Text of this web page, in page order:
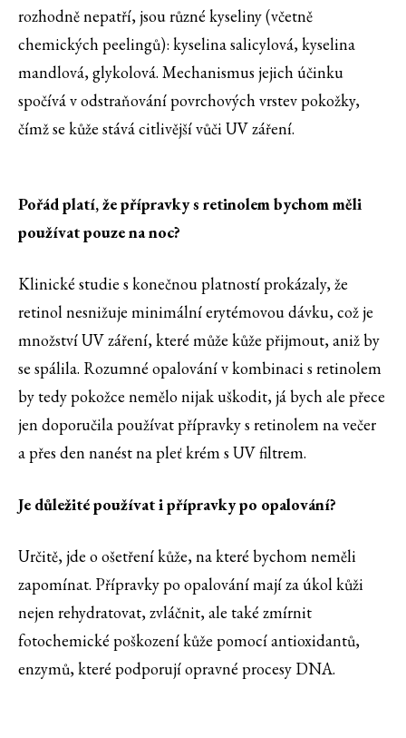
rozhodně nepatří, jsou různé kyseliny (včetně
chemických peelingů): kyselina salicylová, kyselina
mandlová, glykolová. Mechanismus jejich účinku
spočívá v odstraňování povrchových vrstev pokožky,
čímž se kůže stává citlivější vůči UV záření.
Pořád platí, že přípravky s retinolem bychom měli
používat pouze na noc?
Klinické studie s konečnou platností prokázaly, že
retinol nesnižuje minimální erytémovou dávku, což je
množství UV záření, které může kůže přijmout, aniž by
se spálila. Rozumné opalování v kombinaci s retinolem
by tedy pokožce nemělo nijak uškodit, já bych ale přece
jen doporučila používat přípravky s retinolem na večer
a přes den nanést na pleť krém s UV filtrem.
Je důležité používat i přípravky po opalování?
Určitě, jde o ošetření kůže, na které bychom neměli
zapomínat. Přípravky po opalování mají za úkol kůži
nejen rehydratovat, zvláčnit, ale také zmírnit
fotochemické poškození kůže pomocí antioxidantů,
enzymů, které podporují opravné procesy DNA.